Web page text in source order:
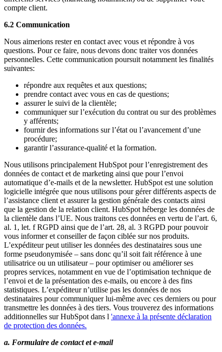
compte client.
6.2 Communication
Nous aimerions rester en contact avec vous et répondre à vos
questions. Pour ce faire, nous devons donc traiter vos données
personnelles. Cette communication poursuit notamment les finalités
suivantes:
répondre aux requêtes et aux questions;
prendre contact avec vous en cas de questions;
assurer le suivi de la clientèle;
communiquer sur l’exécution du contrat ou sur des problèmes
y afférents;
fournir des informations sur l’état ou l’avancement d’une
procédure;
garantir l’assurance-qualité et la formation.
Nous utilisons principalement HubSpot pour l’enregistrement des
données de contact et de marketing ainsi que pour l’envoi
automatique d’e-mails et de la newsletter. HubSpot est une solution
logicielle intégrée que nous utilisons pour gérer différents aspects de
l’assistance client et assurer la gestion générale des contacts ainsi
que la gestion de la relation client. HubSpot héberge les données de
la clientèle dans l’UE. Nous traitons ces données en vertu de l’art. 6,
al. 1, let. f RGPD ainsi que de l’art. 28, al. 3 RGPD pour pouvoir
vous informer et conseiller de façon ciblée sur nos produits.
L’expéditeur peut utiliser les données des destinataires sous une
forme pseudonymisée – sans donc qu’il soit fait référence à une
utilisatrice ou un utilisateur – pour optimiser ou améliorer ses
propres services, notamment en vue de l’optimisation technique de
l’envoi et de la présentation des e-mails, ou encore à des fins
statistiques. L’expéditeur n’utilise pas les données de nos
destinataires pour communiquer lui-même avec ces derniers ou pour
transmettre les données à des tiers. Vous trouverez des informations
additionnelles sur HubSpot dans l 'annexe à la présente déclaration
de protection des données.
a. Formulaire de contact et e-mail